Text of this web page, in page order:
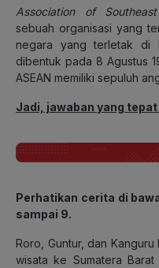
Association of
sebuah organisasi yang
negara yang terletak di
dibentuk pada 8 Agustus
ASEAN memiliki sepuluh
Jadi, jawaban yang tepat
Perhatikan cerita di
sampai 9.
Roro, Guntur, dan
wisata ke Sumatera